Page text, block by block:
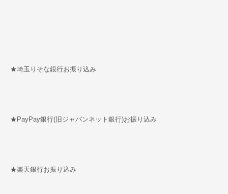
★埼玉りそな銀行お振り込み
★PayPay銀行(旧ジャパンネット銀行)お振り込み
★楽天銀行お振り込み